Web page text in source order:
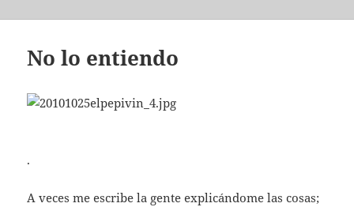
No lo entiendo
.
A veces me escribe la gente explicándome las cosas;